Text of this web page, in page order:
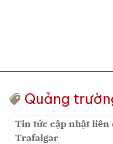
Quảng
Tin tức cập nhật liên
Trafalgar